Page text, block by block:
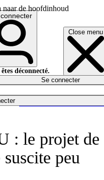
naar de hoofdinhoud
Close menu
déconnecté.
Se connecter
: le projet de
peu